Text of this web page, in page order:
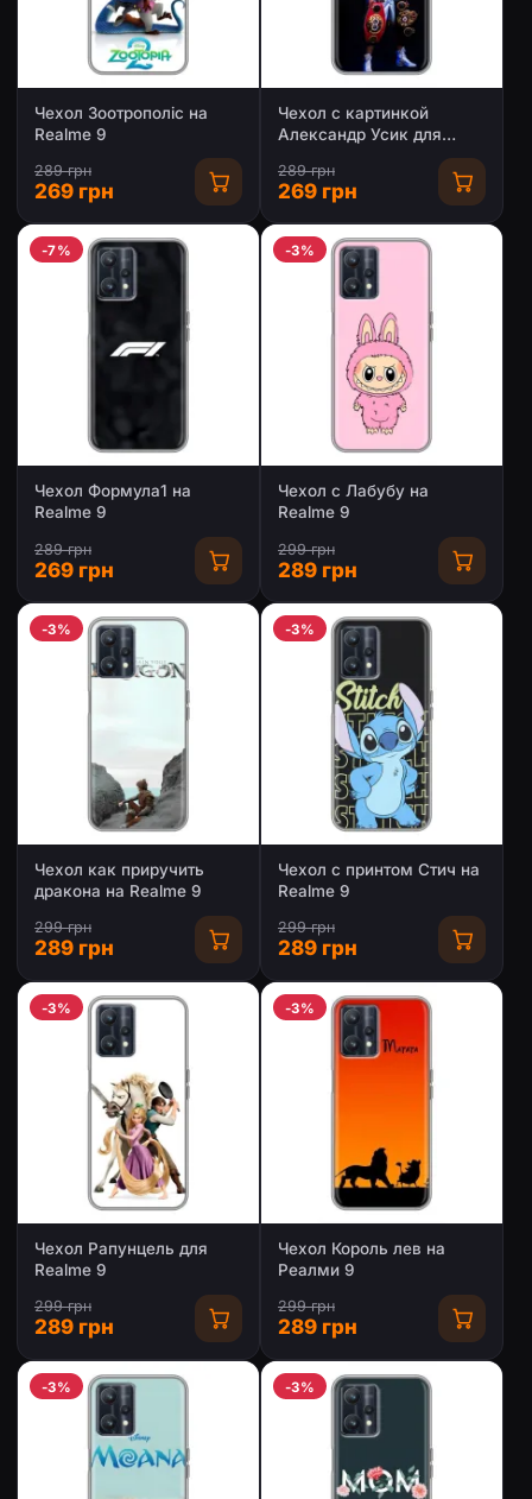
Чехол Зоотрополіс на
Realme 9
289 грн
269 грн
Чехол с картинкой
Александр Усик для
289 грн
269 грн
-7%
Чехол Формула1 на
Realme 9
289 грн
269 грн
-3%
Чехол с Лабубу на
Realme 9
299 грн
289 грн
-3%
Чехол как приручить
дракона на Realme 9
299 грн
289 грн
-3%
Чехол с принтом Стич на
Realme 9
299 грн
289 грн
-3%
Чехол Рапунцель для
Realme 9
299 грн
289 грн
-3%
Чехол Король лев на
Реалми 9
299 грн
289 грн
-3% -3%